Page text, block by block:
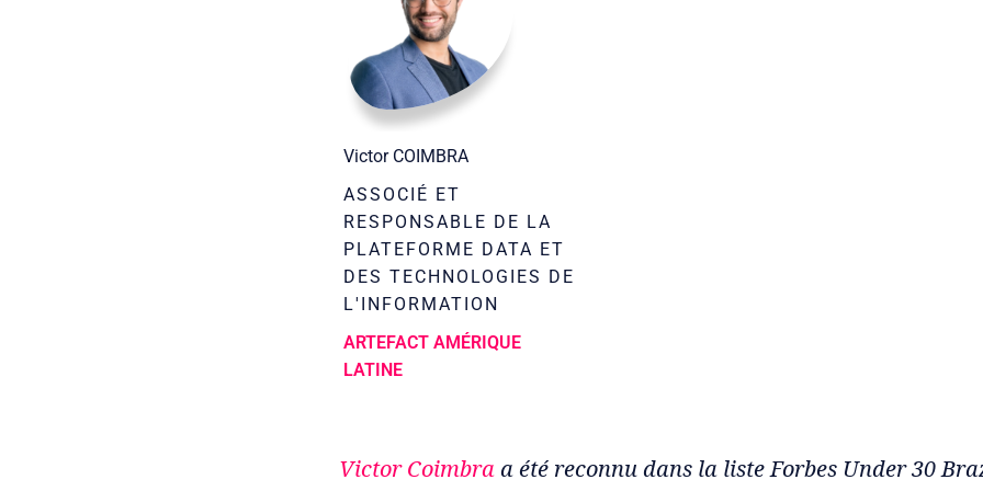
Victor COIMBRA
ASSOCIÉ ET
RESPONSABLE DE LA
PLATEFORME DATA ET
DES TECHNOLOGIES DE
L'INFORMATION
ARTEFACT AMÉRIQUE
LATINE
Victor Coimbraa été reconnu dans la liste Forbes Under 30